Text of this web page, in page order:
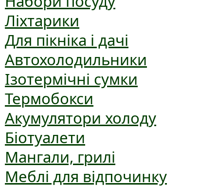
Ліхтарики
Для пікніка і дачі
Автохолодильники
Ізотермічні сумки
Термобокси
Акумулятори холоду
Біотуалети
Мангали, грилі
Меблі для відпочинку